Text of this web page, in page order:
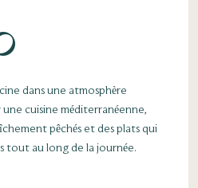
dans une atmosphère
cuisine méditerranéenne,
pêchés et des plats qui
tout au long de la journée.